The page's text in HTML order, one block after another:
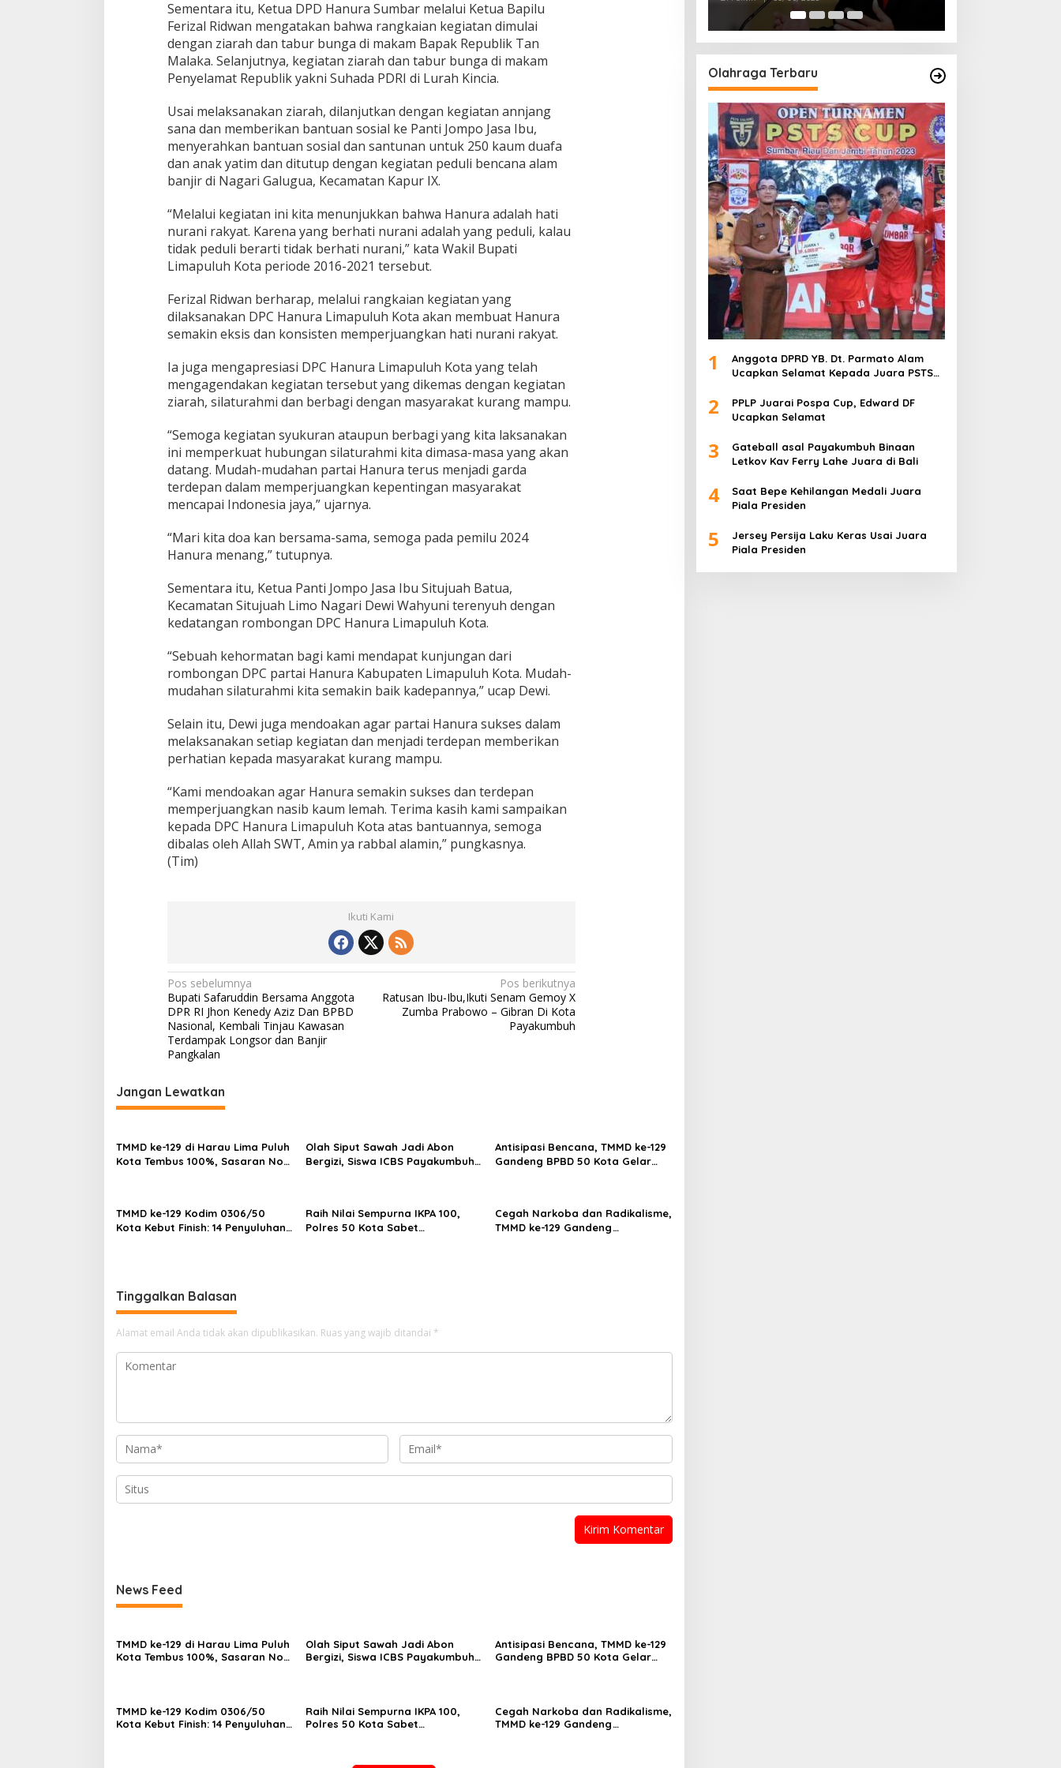
u
k
a
n
Z
i
r
a
h
D
a
n
K
e
g
i
a
t
S
o
s
a
l
Sementara itu, Ketua DPD Hanura Sumbar melalui Ketua Bapilu
Ferizal Ridwan mengatakan bahwa rangkaian kegiatan dimulai
dengan ziarah dan tabur bunga di makam Bapak Republik Tan
Malaka. Selanjutnya, kegiatan ziarah dan tabur bunga di makam
Penyelamat Republik yakni Suhada PDRI di Lurah Kincia.
Usai melaksanakan ziarah, dilanjutkan dengan kegiatan annjang
sana dan memberikan bantuan sosial ke Panti Jompo Jasa Ibu,
menyerahkan bantuan sosial dan santunan untuk 250 kaum duafa
dan anak yatim dan ditutup dengan kegiatan peduli bencana alam
banjir di Nagari Galugua, Kecamatan Kapur IX.
“Melalui kegiatan ini kita menunjukkan bahwa Hanura adalah hati
nurani rakyat. Karena yang berhati nurani adalah yang peduli, kalau
tidak peduli berarti tidak berhati nurani,” kata Wakil Bupati
Limapuluh Kota periode 2016-2021 tersebut.
Ferizal Ridwan berharap, melalui rangkaian kegiatan yang
dilaksanakan DPC Hanura Limapuluh Kota akan membuat Hanura
semakin eksis dan konsisten memperjuangkan hati nurani rakyat.
Ia juga mengapresiasi DPC Hanura Limapuluh Kota yang telah
mengagendakan kegiatan tersebut yang dikemas dengan kegiatan
ziarah, silaturahmi dan berbagi dengan masyarakat kurang mampu.
“Semoga kegiatan syukuran ataupun berbagi yang kita laksanakan
ini memperkuat hubungan silaturahmi kita dimasa-masa yang akan
datang. Mudah-mudahan partai Hanura terus menjadi garda
terdepan dalam memperjuangkan kepentingan masyarakat
mencapai Indonesia jaya,” ujarnya.
“Mari kita doa kan bersama-sama, semoga pada pemilu 2024
Hanura menang,” tutupnya.
Sementara itu, Ketua Panti Jompo Jasa Ibu Situjuah Batua,
Kecamatan Situjuah Limo Nagari Dewi Wahyuni terenyuh dengan
kedatangan rombongan DPC Hanura Limapuluh Kota.
“Sebuah kehormatan bagi kami mendapat kunjungan dari
rombongan DPC partai Hanura Kabupaten Limapuluh Kota. Mudah-
mudahan silaturahmi kita semakin baik kadepannya,” ucap Dewi.
Selain itu, Dewi juga mendoakan agar partai Hanura sukses dalam
melaksanakan setiap kegiatan dan menjadi terdepan memberikan
perhatian kepada masyarakat kurang mampu.
“Kami mendoakan agar Hanura semakin sukses dan terdepan
memperjuangkan nasib kaum lemah. Terima kasih kami sampaikan
kepada DPC Hanura Limapuluh Kota atas bantuannya, semoga
dibalas oleh Allah SWT, Amin ya rabbal alamin,” pungkasnya.
(Tim)
Ikuti Kami
N
a
v
i
a
i
p
s
Pos sebelumnya
Bupati Safaruddin Bersama Anggota
DPR RI Jhon Kenedy Aziz Dan BPBD
Nasional, Kembali Tinjau Kawasan
Terdampak Longsor dan Banjir
Pangkalan
Pos berikutnya
Ratusan Ibu-Ibu,Ikuti Senam Gemoy X
Zumba Prabowo – Gibran Di Kota
Payakumbuh
Jangan Lewatkan
TMMD ke-129 di Harau Lima Puluh
Kota Tembus 100%, Sasaran Non
Olah Siput Sawah Jadi Abon
Bergizi, Siswa ICBS Payakumbuh
Antisipasi Bencana, TMMD ke-129
Gandeng BPBD 50 Kota Gelar
TMMD ke-129 Kodim 0306/50
Kota Kebut Finish: 14 Penyuluhan
Raih Nilai Sempurna IKPA 100,
Polres 50 Kota Sabet
Cegah Narkoba dan Radikalisme,
TMMD ke-129 Gandeng
Tinggalkan Balasan
Alamat email Anda tidak akan dipublikasikan. Ruas yang wajib ditandai *
News Feed
TMMD ke-129 di Harau Lima Puluh
Kota Tembus 100%, Sasaran Non
Olah Siput Sawah Jadi Abon
Bergizi, Siswa ICBS Payakumbuh
Antisipasi Bencana, TMMD ke-129
Gandeng BPBD 50 Kota Gelar
TMMD ke-129 Kodim 0306/50
Kota Kebut Finish: 14 Penyuluhan
Raih Nilai Sempurna IKPA 100,
Polres 50 Kota Sabet
Cegah Narkoba dan Radikalisme,
TMMD ke-129 Gandeng
Olahraga Terbaru
1
Anggota DPRD YB. Dt. Parmato Alam
Ucapkan Selamat Kepada Juara PSTS
2
PPLP Juarai Pospa Cup, Edward DF
Ucapkan Selamat
3
Gateball asal Payakumbuh Binaan
Letkov Kav Ferry Lahe Juara di Bali
4
Saat Bepe Kehilangan Medali Juara
Piala Presiden
5
Jersey Persija Laku Keras Usai Juara
Piala Presiden